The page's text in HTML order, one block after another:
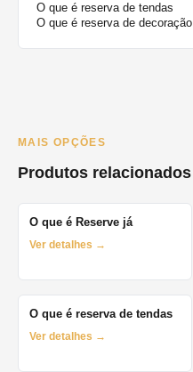
O que é reserva de tendas
O que é reserva de decoração
MAIS OPÇÕES
Produtos relacionados
O que é Reserve já
Ver detalhes →
O que é reserva de tendas
Ver detalhes →